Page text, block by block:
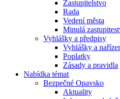
Zastupitelstvo
Rada
Vedení města
Minulá
Vyhlášky a předpisy
Vyhlášky a
Poplatky
Zásady a pravidla
Nabídka témat
Bezpečné Opavsko
Aktuality